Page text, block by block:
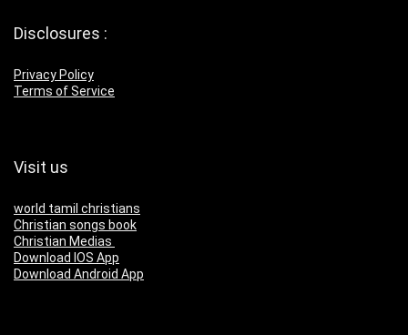
Disclosures :
Privacy Policy
Terms of Service
Visit us
world tamil christians
Christian songs book
Christian Medias
Download IOS App
Download Android App